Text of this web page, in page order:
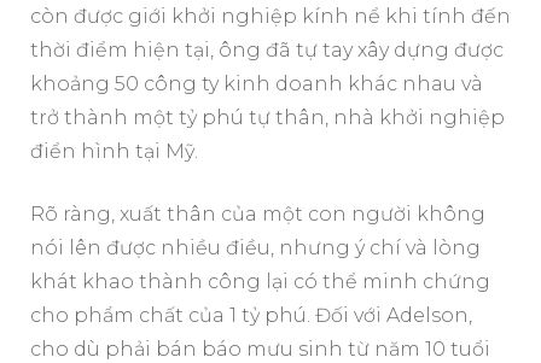
còn được giới khởi nghiệp kính nể khi tính đến
thời điểm hiện tại, ông đã tự tay xây dựng được
khoảng 50 công ty kinh doanh khác nhau và
trở thành một tỷ phú tự thân, nhà khởi nghiệp
điển hình tại Mỹ.
Rõ ràng, xuất thân của một con người không
nói lên được nhiều điều, nhưng ý chí và lòng
khát khao thành công lại có thể minh chứng
cho phẩm chất của 1 tỷ phú. Đối với Adelson,
cho dù phải bán báo mưu sinh từ năm 10 tuổi